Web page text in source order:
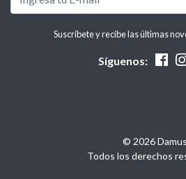
Suscríbete y recibe las últimas
Síguenos:
© 2026
Todos los derechos